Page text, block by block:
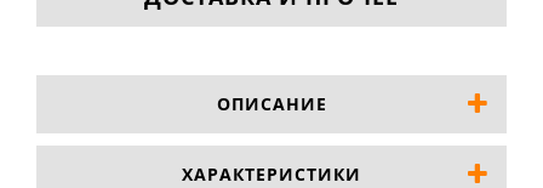
ОПИСАНИЕ
ХАРАКТЕРИСТИКИ